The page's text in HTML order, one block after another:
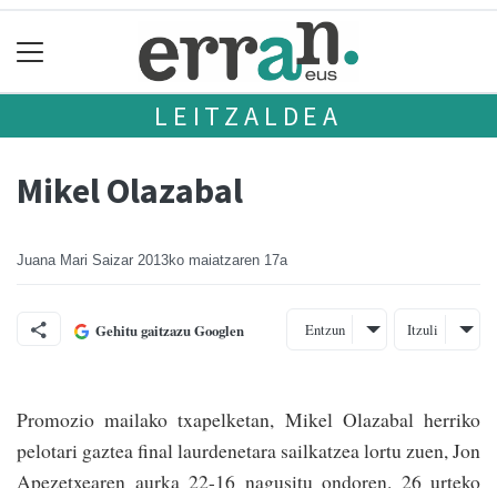
LEITZALDEA
Mikel Olazabal
Juana Mari Saizar 2013ko maiatzaren 17a
Gehitu gaitzazu Googlen Entzun Itzuli
Promozio mailako txapelketan, Mikel Olazabal herriko
pelotari gaztea final laurdenetara sailkatzea lortu zuen, Jon
Apezetxearen aurka 22-16 nagusitu ondoren. 26 urteko